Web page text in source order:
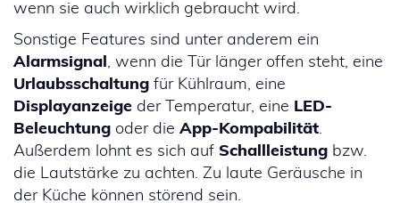
wenn sie auch wirklich gebraucht wird.
Sonstige Features sind unter anderem ein
Alarmsignal, wenn die Tür länger offen steht, eine
Urlaubsschaltung für Kühlraum, eine
Displayanzeige der Temperatur, eine LED-
Beleuchtung oder die App-Kompabilität.
Außerdem lohnt es sich auf Schallleistung bzw.
die Lautstärke zu achten. Zu laute Geräusche in
der Küche können störend sein.